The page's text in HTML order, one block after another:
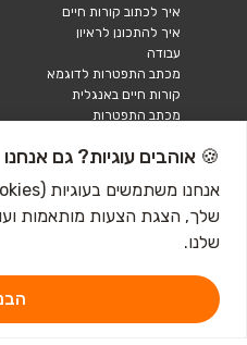
איך לכתוב קורות חיים
איך להתכונן לראיון
עבודה
מכתב התפטרות לדוגמא
קורות חיים באנגלית
מכתב התפטרות
אתר זה מוגן באמצעות Google reCAPTCHA ומחוייב ל-
🍪 אוהבים עוגיות? גם אנחנו
שלך, הצגת הצעות מותאמות
שלנו.